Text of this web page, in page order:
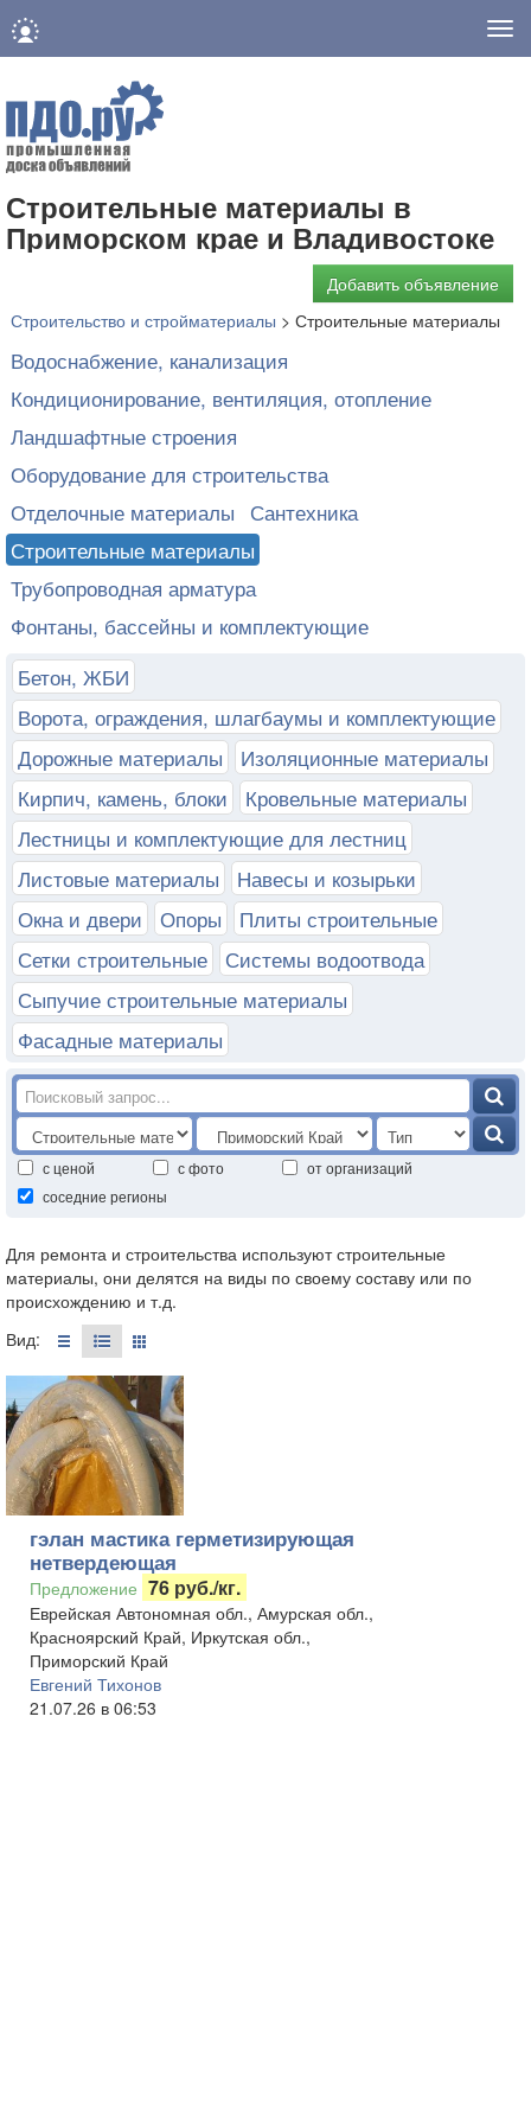
Строительные материалы в
Приморском крае и Владивостоке
Добавить объявление
Строительство и стройматериалы > Строительные материалы
Водоснабжение, канализация
Кондиционирование, вентиляция, отопление
Ландшафтные строения
Оборудование для строительства
Отделочные материалы Сантехника
Строительные материалы
Трубопроводная арматура
Фонтаны, бассейны и комплектующие
Бетон, ЖБИ
Ворота, ограждения, шлагбаумы и комплектующие
Дорожные материалы
Изоляционные материалы
Кирпич, камень, блоки
Кровельные материалы
Лестницы и комплектующие для лестниц
Листовые материалы
Навесы и козырьки
Окна и двери
Опоры
Плиты строительные
Сетки строительные
Системы водоотвода
Сыпучие строительные материалы
Фасадные материалы
с ценой с фото
от организаций
соседние регионы
Для ремонта и строительства используют строительные
материалы, они делятся на виды по своему составу или по
происхождению и т.д.
Вид:
гэлан мастика герметизирующая
нетвердеющая
Предложение 76 руб./кг.
Еврейская Автономная обл., Амурская обл.,
Красноярский Край, Иркутская обл.,
Приморский Край
Евгений Тихонов
21.07.26 в 06:53